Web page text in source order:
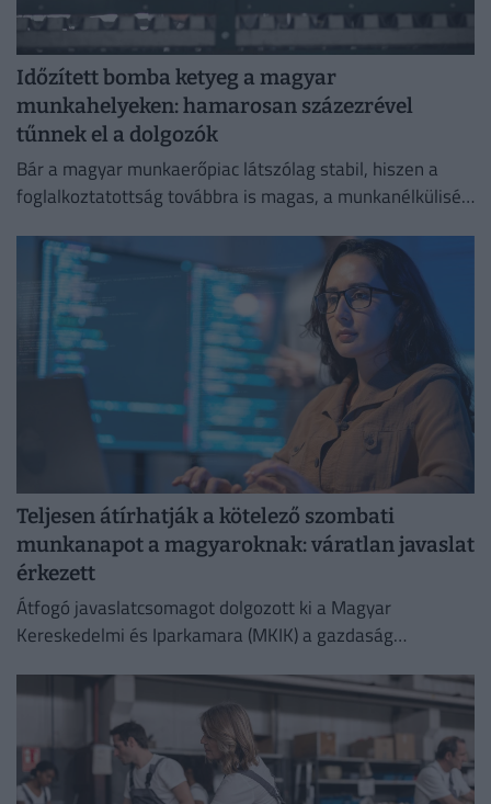
Időzített bomba ketyeg a magyar
munkahelyeken: hamarosan százezrével
tűnnek el a dolgozók
Bár a magyar munkaerőpiac látszólag stabil, hiszen a
foglalkoztatottság továbbra is magas, a munkanélküliség
Teljesen átírhatják a kötelező szombati
munkanapot a magyaroknak: váratlan javaslat
érkezett
Átfogó javaslatcsomagot dolgozott ki a Magyar
Kereskedelmi és Iparkamara (MKIK) a gazdaság
kezelése érdekében.